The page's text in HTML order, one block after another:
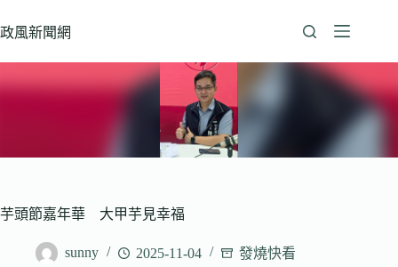
至
政風新聞網
芋頭節嘉年華 大甲芋見幸福
sunny 2025-11-04 發燒快看